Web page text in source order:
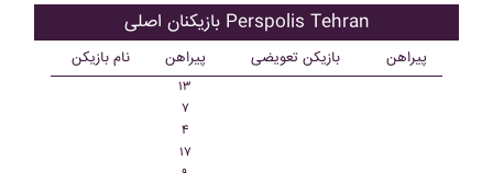
بازیکنان اصلی Perspolis Tehran
نام بازیکن پیراهن بازیکن تعویضی پیراهن
۱۳
۷
۴
۱۷